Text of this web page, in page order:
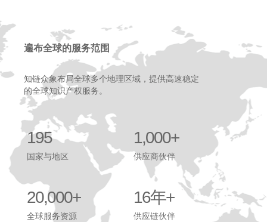
遍布全球的服务范围
知链众象布局全球多个地理区域，提供高速稳定
的全球知识产权服务。
195
国家与地区
1,000+
供应商伙伴
20,000+
全球服务资源
16年+
供应链伙伴